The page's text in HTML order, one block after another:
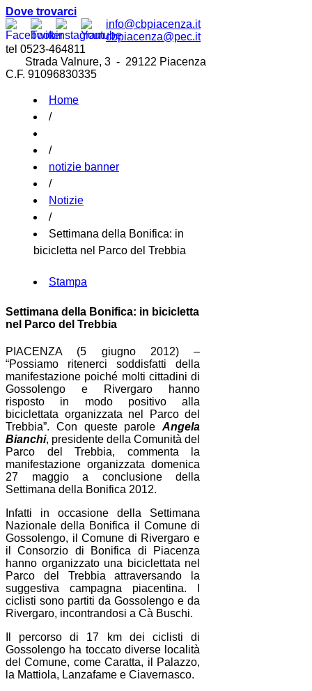
Dove trovarci
info@cbpiacenza.it
cbpiacenza@pec.it
tel 0523-464811
Strada Valnure, 3 - 29122 Piacenza
C.F. 91096830335
Home
/
/
notizie banner
/
Notizie
/
Settimana della Bonifica: in
bicicletta nel Parco del Trebbia
Stampa
Settimana della Bonifica: in bicicletta
nel Parco del Trebbia
PIACENZA (5 giugno 2012) –
“Possiamo ritenerci soddisfatti della
manifestazione poiché molti cittadini di
Gossolengo e Rivergaro hanno
risposto in modo positivo alla
biciclettata organizzata nel Parco del
Trebbia”. Con queste paroleAngela
Bianchi, presidente della Comunità del
Parco del Trebbia, commenta la
manifestazione organizzata domenica
27 maggio a conclusione della
Settimana della Bonifica 2012.
Infatti in occasione della Settimana
Nazionale della Bonifica il Comune di
Gossolengo, il Comune di Rivergaro e
il Consorzio di Bonifica di Piacenza
hanno organizzato una biciclettata nel
Parco del Trebbia attraversando la
suggestiva campagna piacentina. I
ciclisti sono partiti da Gossolengo e da
Rivergaro, incontrandosi a Cà Buschi.
Il percorso di 17 km dei ciclisti di
Gossolengo ha toccato diverse località
del Comune, come Caratta, il Palazzo,
la Mattiola, Lanzafame e Ciavernasco.